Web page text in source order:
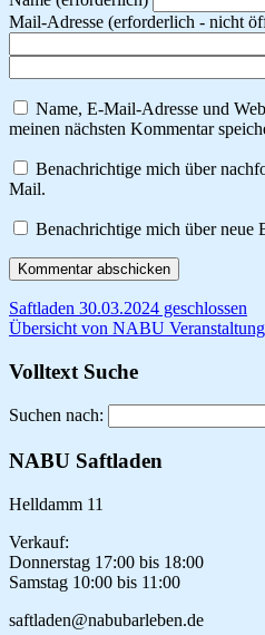
Mail-Adresse (erforderlich - nicht
Name, E-Mail-Adresse und
meinen nächsten Kommentar
Benachrichtige mich über
Mail.
Benachrichtige mich über neue
Saftladen 30.03.2024 geschlossen
Übersicht von NABU
Volltext Suche
Suchen nach:
NABU Saftladen
Helldamm 11
Verkauf:
Donnerstag 17:00 bis 18:00
Samstag 10:00 bis 11:00
saftladen@nabubarleben.de